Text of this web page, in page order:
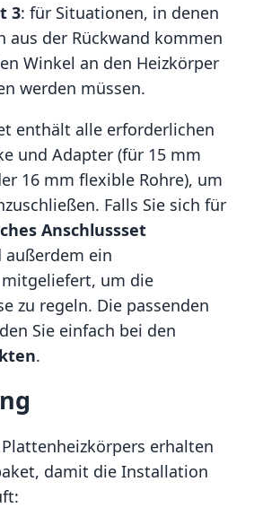
3: für Situationen, in denen
aus der Rückwand kommen
Winkel an den Heizkörper
werden müssen.
enthält alle erforderlichen
und Adapter (für 15 mm
16 mm flexible Rohre), um
Falls Sie sich für
Anschlussset
ein
um die
zu regeln. Die passenden
Sie einfach bei den
.
erhalten
damit die Installation